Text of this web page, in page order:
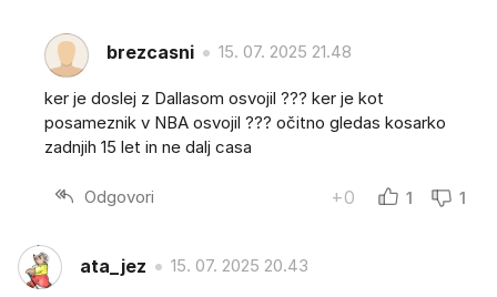
brezcasni 15. 07. 2025 21.48
ker je doslej z Dallasom osvojil ??? ker je kot
posameznik v NBA osvojil ??? očitno gledas kosarko
zadnjih 15 let in ne dalj casa
Odgovori +0 1 1
ata_jez 15. 07. 2025 20.43